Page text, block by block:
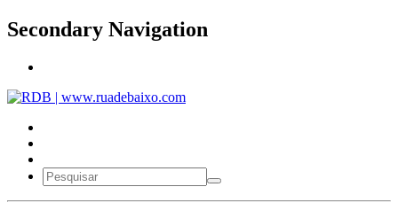
Secondary Navigation